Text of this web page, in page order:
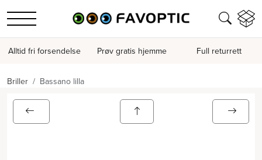
Alltid fri forsendelse Prøv gratis hjemme Full returrett
Briller Bassano lilla